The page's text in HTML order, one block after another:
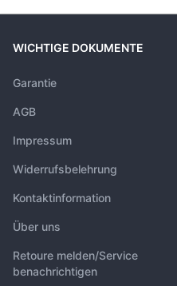
WICHTIGE DOKUMENTE
Garantie
AGB
Impressum
Widerrufsbelehrung
Kontaktinformation
Über uns
Retoure melden/Service
benachrichtigen